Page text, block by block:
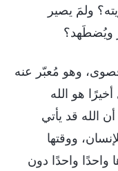
ولمَ يصير
ويُضطَهد؟
وهو مُعبّر عنه
هو الله
الله قد يأتي
ووقتها
واحدًا واحدًا دون